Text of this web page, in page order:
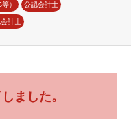
） 公認会計士
計士
ました。